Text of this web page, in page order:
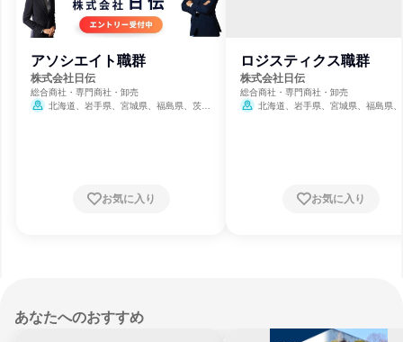
アソシエイト職群
株式会社日伝
総合商社・専門商社・卸売
北海道、岩手県、宮城県、福島県、茨城
お気に入り
ロジスティクス職群
株式会社日伝
総合商社・専門商社・卸売
北海道、岩手県、宮城県、福島県
お気に入り
あなたへのおすすめ